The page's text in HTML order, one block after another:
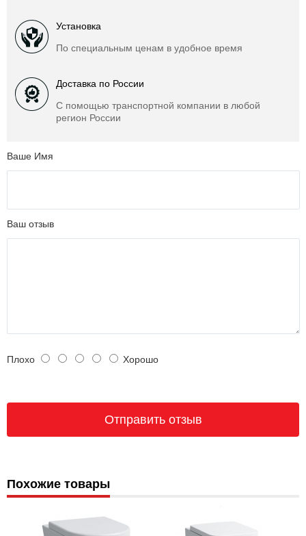
Установка
По специальным ценам в удобное время
Доставка по России
С помощью транспортной компании в любой
регион России
Ваше Имя
Ваш отзыв
Плохо Хорошо
Похожие товары